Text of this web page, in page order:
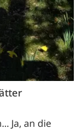
Ja, an die